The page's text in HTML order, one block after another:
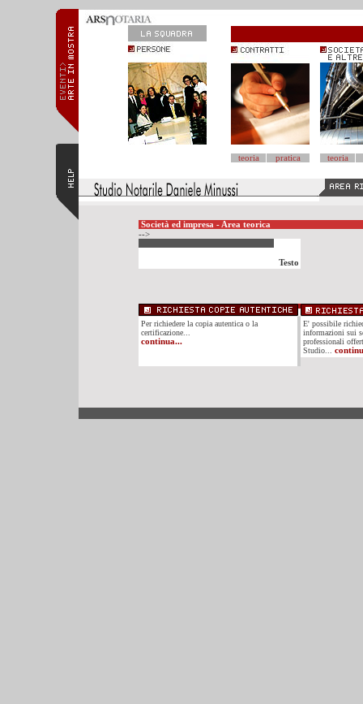
teoria pratica teoria
Società ed impresa - Area teorica
-->
Testo
Per richiedere la copia autentica o la
certificazione...
continua...
E' possibile
informazioni sui
professionali
Studio...